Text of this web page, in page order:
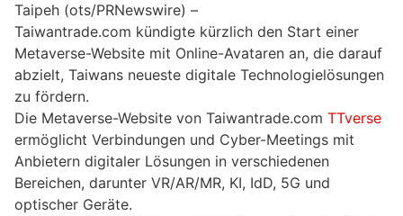
Taipeh (ots/PRNewswire) –
Taiwantrade.com kündigte kürzlich den Start einer
Metaverse-Website mit Online-Avataren an, die darauf
abzielt, Taiwans neueste digitale Technologielösungen
zu fördern.
Die Metaverse-Website von Taiwantrade.com TTverse
ermöglicht Verbindungen und Cyber-Meetings mit
Anbietern digitaler Lösungen in verschiedenen
Bereichen, darunter VR/AR/MR, KI, IdD, 5G und
optischer Geräte.